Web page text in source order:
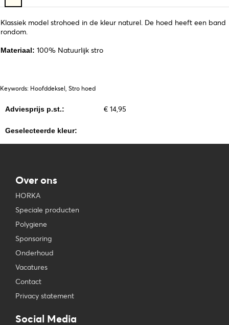
Klassiek model strohoed in de kleur naturel. De hoed heeft een band
rondom.
Materiaal: 100% Natuurlijk stro
Keywords: Hoofddeksel, Stro hoed
Adviesprijs p.st.: € 14,95
Geselecteerde kleur:
Over ons
HORKA
Speciale producten
Polygiene
Sponsoring
Onderhoud
Vacatures
Contact
Privacy statement
Social Media